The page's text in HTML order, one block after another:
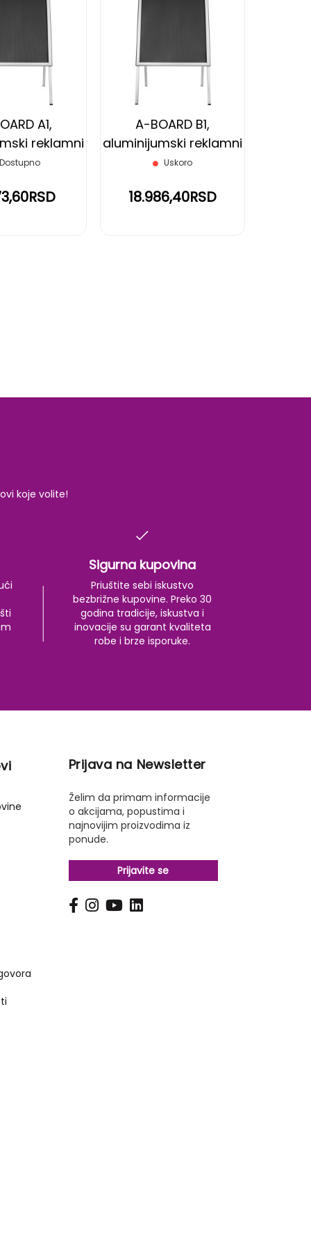
A1,
reklamni
srebrni
A-BOARD B1,
aluminijumski reklamni
ram, srebrni
Uskoro
18.986,40RSD
koje volite!
Sigurna kupovina
Priuštite sebi iskustvo
bezbrižne kupovine. Preko 30
godina tradicije, iskustva i
inovacije su garant kvaliteta
robe i brze isporuke.
Prijava na Newsletter
Želim da primam informacije
o akcijama, popustima i
najnovijim proizvodima iz
ponude.
Prijavite se